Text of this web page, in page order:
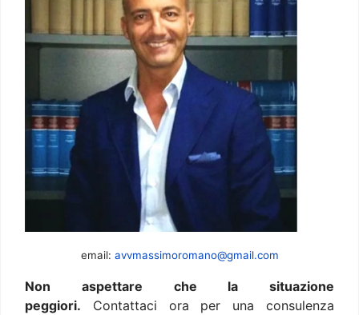
email: avvmassimoromano@gmail.com
Non aspettare che la situazione
peggiori. Contattaci ora per una consulenza